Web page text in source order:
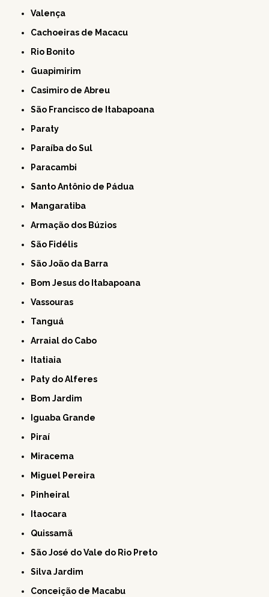
Valença
Cachoeiras de Macacu
Rio Bonito
Guapimirim
Casimiro de Abreu
São Francisco de Itabapoana
Paraty
Paraíba do Sul
Paracambi
Santo Antônio de Pádua
Mangaratiba
Armação dos Búzios
São Fidélis
São João da Barra
Bom Jesus do Itabapoana
Vassouras
Tanguá
Arraial do Cabo
Itatiaia
Paty do Alferes
Bom Jardim
Iguaba Grande
Piraí
Miracema
Miguel Pereira
Pinheiral
Itaocara
Quissamã
São José do Vale do Rio Preto
Silva Jardim
Conceição de Macabu